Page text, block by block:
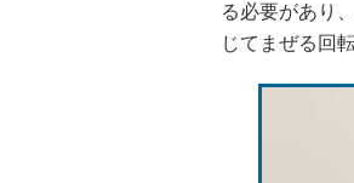
る必要があり
じてまぜる回